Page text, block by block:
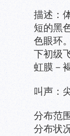
描述：
短的黑
色眼环
下初级
虹膜－
叫声：
分布范
分布状